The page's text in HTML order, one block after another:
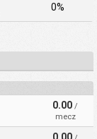
0%
0.00 /
mecz